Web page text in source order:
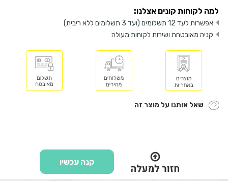
למה לקוחות קונים אצלנו:
אפשרות לעד 12 תשלומים (ועד 3 תשלומים ללא ריבית)
קניה מאובטחת ושירות לקוחות מעולה
שאל אותנו על מוצר זה
קנה עכשיו